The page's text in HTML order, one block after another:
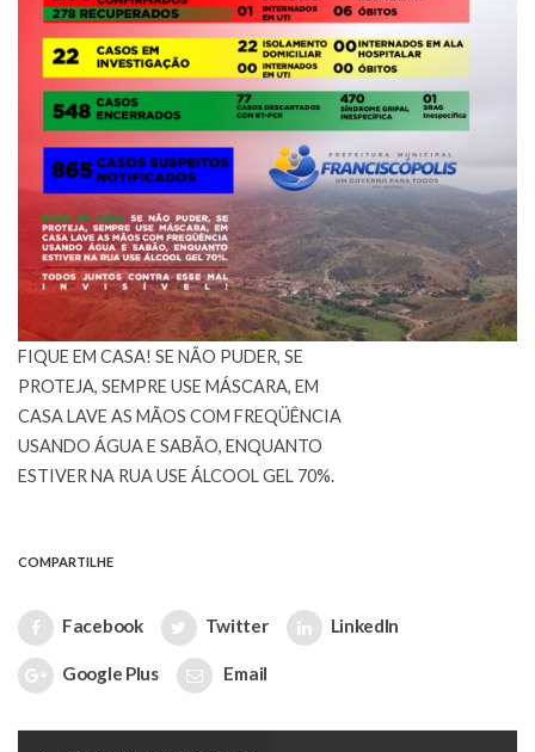
FIQUE EM CASA! SE NÃO PUDER, SE
PROTEJA, SEMPRE USE MÁSCARA, EM
CASA LAVE AS MÃOS COM FREQÜÊNCIA
USANDO ÁGUA E SABÃO, ENQUANTO
ESTIVER NA RUA USE ÁLCOOL GEL 70%.
COMPARTILHE
Facebook Twitter LinkedIn
Google Plus Email